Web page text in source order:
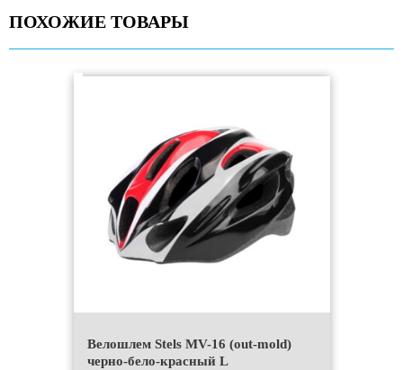
ПОХОЖИЕ ТОВАРЫ
Велошлем Stels MV-16 (out-mold)
черно-бело-красный L